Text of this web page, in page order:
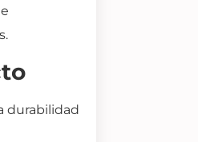
durabilidad